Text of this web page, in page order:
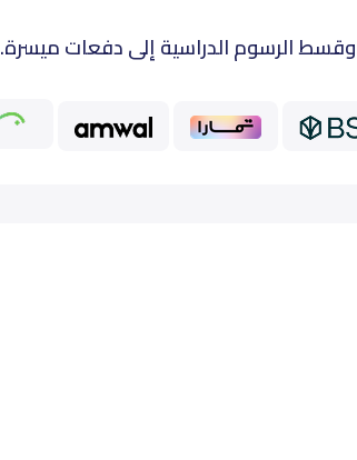
وقسط الرسوم الدراسية إلى دفعات ميسرة.